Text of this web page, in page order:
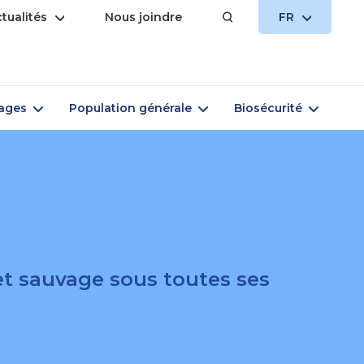
Ouvrir Nous joindre FR OUVRIR
MENU
Ouvrir
menu
Population générale Ouvrir
menu
Biosécurité Ouvrir
menu
sauvage sous toutes ses